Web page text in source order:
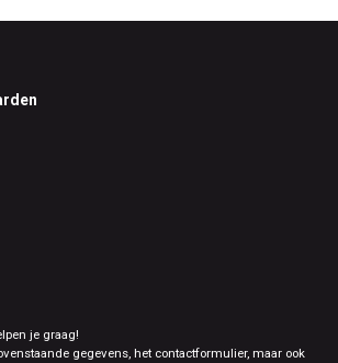
je graag!
gegevens, het contactformulier, maar ook